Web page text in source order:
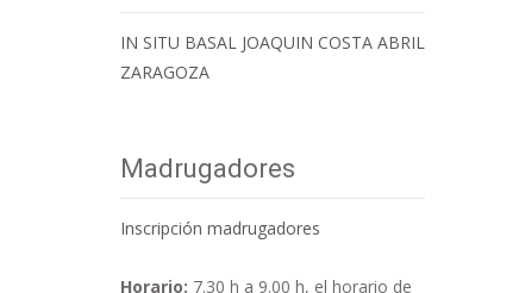
IN SITU BASAL JOAQUIN COSTA ABRIL
ZARAGOZA
Madrugadores
Inscripción madrugadores
Horario: 7.30 h a 9.00 h, el horario de